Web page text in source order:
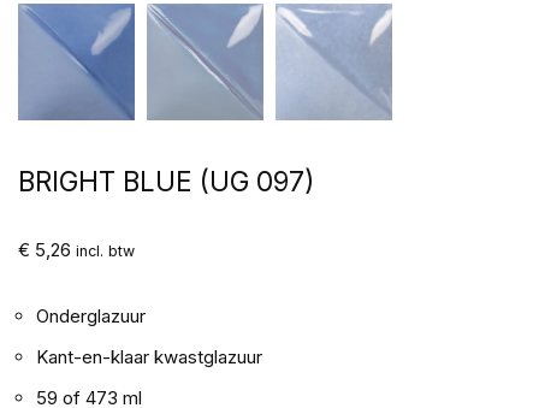
BRIGHT BLUE (UG 097)
€ 5,26 incl. btw
Onderglazuur
Kant-en-klaar kwastglazuur
59 of 473 ml